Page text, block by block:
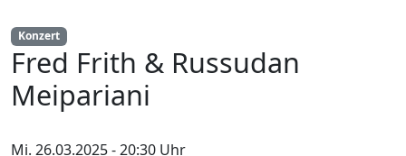
Konzert
Fred Frith & Russudan
Meipariani
Mi. 26.03.2025 - 20:30 Uhr